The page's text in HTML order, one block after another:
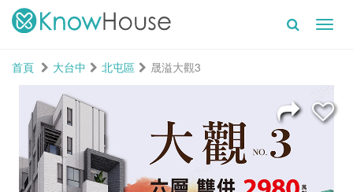
首頁 大台中 北屯區 晟溢大觀3